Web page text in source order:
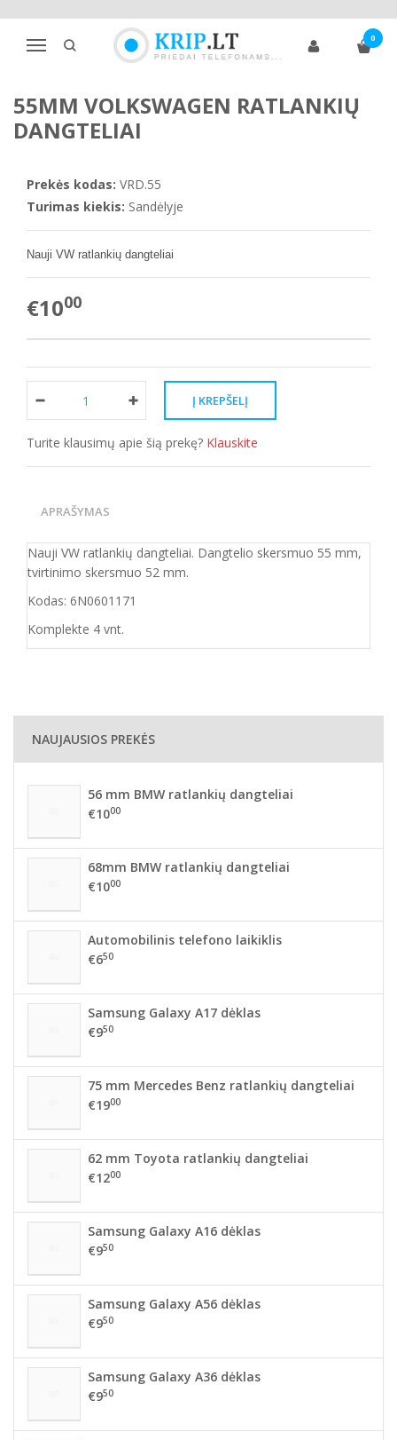
Navigacija
0
Pagrindinis Priedai automobiliams
Ratlankių dangteliai
Amžius 1,5 - 2 m.
Volkswagen
55mm Volkswagen ratlankių dangteliai
55MM VOLKSWAGEN RATLANKIŲ
DANGTELIAI
Prekės kodas: VRD.55
Turimas kiekis: Sandėlyje
Nauji VW ratlankių dangteliai
€1000
Turite klausimų apie šią prekę? Klauskite
APRAŠYMAS
Nauji VW ratlankių dangteliai. Dangtelio skersmuo 55 mm,
tvirtinimo skersmuo 52 mm.
Kodas: 6N0601171
Komplekte 4 vnt.
NAUJAUSIOS PREKĖS
56 mm BMW ratlankių dangteliai
€1000
68mm BMW ratlankių dangteliai
€1000
Automobilinis telefono laikiklis
€650
Samsung Galaxy A17 dėklas
€950
75 mm Mercedes Benz ratlankių dangteliai
€1900
62 mm Toyota ratlankių dangteliai
€1200
Samsung Galaxy A16 dėklas
€950
Samsung Galaxy A56 dėklas
€950
Samsung Galaxy A36 dėklas
€950